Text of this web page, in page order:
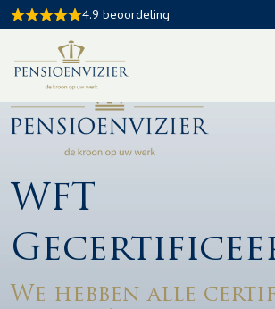
4.9 beoordeling
WFT
We hebben alle